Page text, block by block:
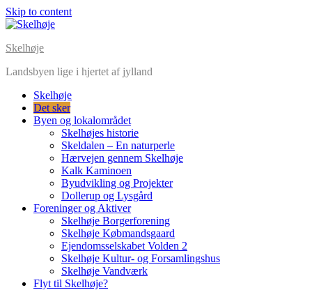
Skip to content
Skelhøje
Landsbyen lige i hjertet af jylland
Skelhøje
Det sker
Byen og lokalområdet
Skelhøjes historie
Skeldalen – En naturperle
Hærvejen gennem Skelhøje
Kalk Kaminoen
Byudvikling og Projekter
Dollerup og Lysgård
Foreninger og Aktiver
Skelhøje Borgerforening
Skelhøje Købmandsgaard
Ejendomsselskabet Volden 2
Skelhøje Kultur- og Forsamlingshus
Skelhøje Vandværk
Flyt til Skelhøje?